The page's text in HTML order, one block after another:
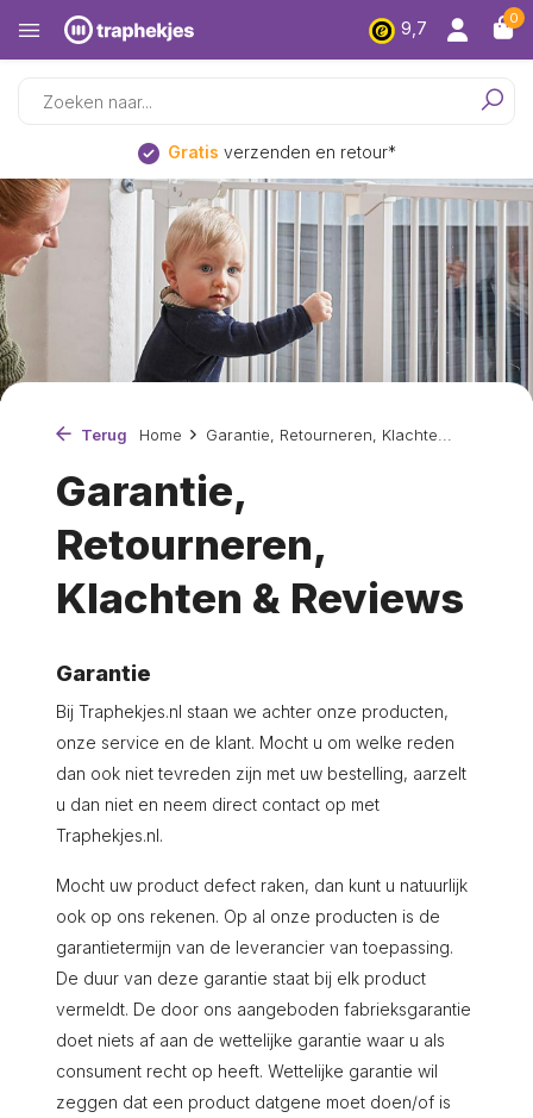
9,7
0
Laagsteprijsgarantie
Terug Home Garantie, Retourneren, Klachte...
Garantie,
Retourneren,
Klachten & Reviews
Garantie
Bij Traphekjes.nl staan we achter onze producten,
onze service en de klant. Mocht u om welke reden
dan ook niet tevreden zijn met uw bestelling, aarzelt
u dan niet en neem direct contact op met
Traphekjes.nl.
Mocht uw product defect raken, dan kunt u natuurlijk
ook op ons rekenen. Op al onze producten is de
garantietermijn van de leverancier van toepassing.
De duur van deze garantie staat bij elk product
vermeldt. De door ons aangeboden fabrieksgarantie
doet niets af aan de wettelijke garantie waar u als
consument recht op heeft. Wettelijke garantie wil
zeggen dat een product datgene moet doen/of is